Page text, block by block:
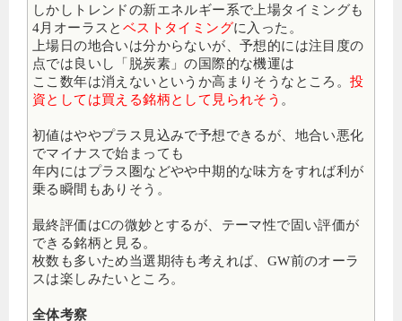
しかしトレンドの新エネルギー系で上場タイミングも
4月オーラスと ベストタイミングに入った。
上場日の地合いは分からないが、予想的には注目度の
点では良いし「脱炭素」の国際的な機運は
ここ数年は消えないというか高まりそうなところ。投
資としては買える銘柄として見られそう 。
初値はややプラス見込みで予想できるが、地合い悪化
でマイナスで始まっても
年内にはプラス圏などやや中期的な味方をすれば利が
乗る瞬間もありそう。
最終評価はCの微妙とするが、テーマ性で固い評価が
できる銘柄と見る。
枚数も多いため当選期待も考えれば、GW前のオーラ
スは楽しみたいところ。
全体考察